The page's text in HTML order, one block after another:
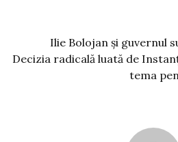
Ilie Bolojan și guvernul
Decizia radicală luată de
tema